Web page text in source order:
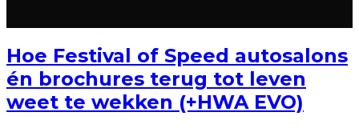
Hoe Festival of Speed autosalons
én brochures terug tot leven
weet te wekken (+HWA EVO)